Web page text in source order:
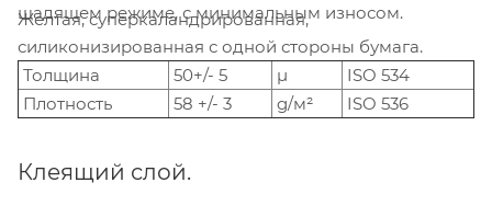
щадящем режиме, с минимальным износом.
Жёлтая, суперкаландрированная,
силиконизированная с одной стороны бумага.
Толщина
50+/- 5 µ
ISO 534
Плотность
58 +/- 3 g/м² ISO 536
Клеящий слой.